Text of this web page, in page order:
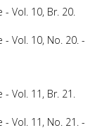
Vol. 10, Br. 20.
Vol. 10, No. 20. -
Vol. 11, Br. 21.
Vol. 11, No. 21. -